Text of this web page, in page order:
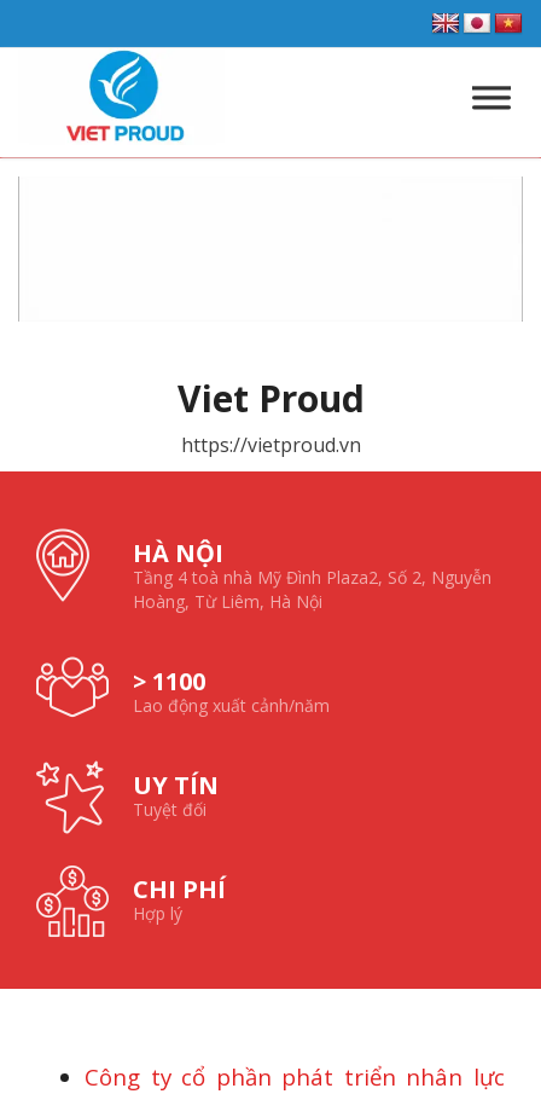
Viet Proud
https://vietproud.vn
HÀ NỘI
Tầng 4 toà nhà Mỹ Đình Plaza2, Số 2, Nguyễn
Hoàng, Từ Liêm, Hà Nội
> 1100
Lao động xuất cảnh/năm
UY TÍN
Tuyệt đối
CHI PHÍ
Hợp lý
Công ty cổ phần phát triển nhân lực